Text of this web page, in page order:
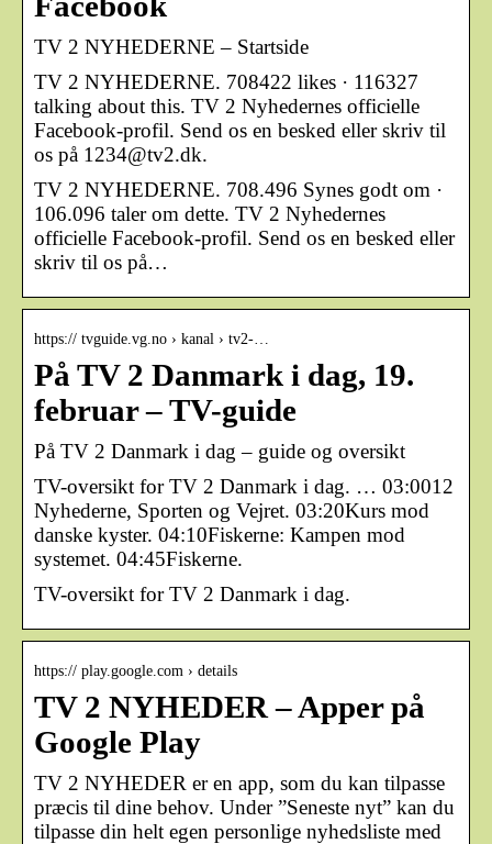
TV 2 NYHEDERNE – Startside
TV 2 NYHEDERNE. 708422 likes · 116327
talking about this. TV 2 Nyhedernes officielle
Facebook-profil. Send os en besked eller skriv til
os på 1234@tv2.dk.
TV 2 NYHEDERNE. 708.496 Synes godt om ·
106.096 taler om dette. TV 2 Nyhedernes
officielle Facebook-profil. Send os en besked eller
skriv til os på…
https:// tvguide.vg.no › kanal › tv2-…
På TV 2 Danmark i dag, 19.
februar – TV-guide
På TV 2 Danmark i dag – guide og oversikt
TV-oversikt for TV 2 Danmark i dag. … 03:0012
Nyhederne, Sporten og Vejret. 03:20Kurs mod
danske kyster. 04:10Fiskerne: Kampen mod
systemet. 04:45Fiskerne.
TV-oversikt for TV 2 Danmark i dag.
https:// play.google.com › details
TV 2 NYHEDER – Apper på
Google Play
TV 2 NYHEDER er en app, som du kan tilpasse
præcis til dine behov. Under ”Seneste nyt” kan du
tilpasse din helt egen personlige nyhedsliste med